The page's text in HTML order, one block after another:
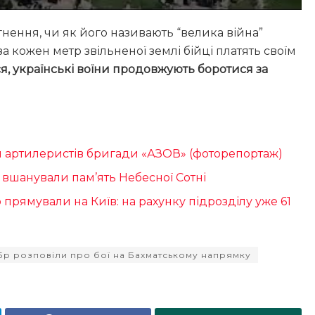
чи як його називають “велика війна”
метр звільненої землі бійці платять своїм
українські воїни продовжують боротися за
артилеристів бригади «АЗОВ» (фоторепортаж)
вшанували пам’ять Небесної Сотні
на Київ: на рахунку підрозділу уже 61
розповіли про бої на Бахматському напрямку